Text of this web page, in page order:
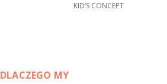
KID’S CONCEPT
DLACZEGO MY